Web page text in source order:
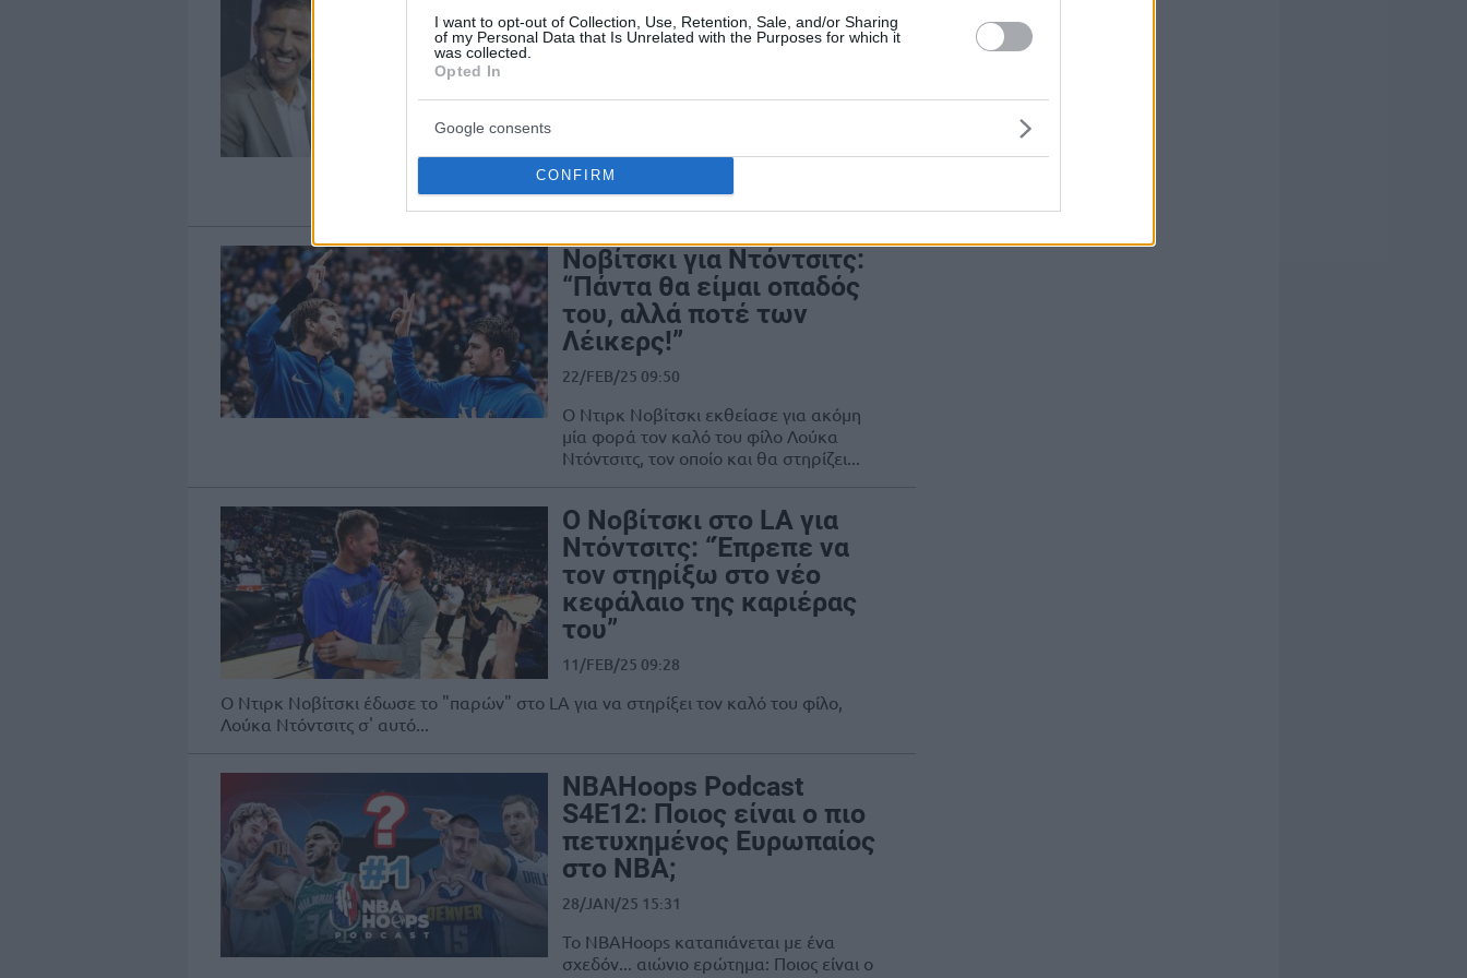
I want to opt-out of Collection, Use, Retention, Sale, and/or Sharing
of my Personal Data that Is Unrelated with the Purposes for which it
was collected.
Opted In
Google consents
CONFIRM
Καρμέλο Άντονι: Η
αμοιβαία εκτίμηση των
"Ντιρκ μου"... "Καρμέλο μου": η
αμοιβαία εκτίμηση των δύο Hall of
Famers!
Νοβίτσκι για Ντόντσιτς:
“Πάντα θα είμαι οπαδός
του, αλλά ποτέ των
Λέικερς!”
22/FEB/25 09:50
Ο Ντιρκ Νοβίτσκι εκθείασε για ακόμη
μία φορά τον καλό του φίλο Λούκα
Ντόντσιτς, τον οποίο και θα στηρίζει...
Ο Νοβίτσκι στο LA για
Ντόντσιτς: “Έπρεπε να
τον στηρίξω στο νέο
κεφάλαιο της καριέρας
του”
11/FEB/25 09:28
Ο Ντιρκ Νοβίτσκι έδωσε το "παρών" στο LA για να στηρίξει τον καλό του φίλο,
Λούκα Ντόντσιτς σ' αυτό...
NBAHoops Podcast
S4E12: Ποιος είναι ο πιο
πετυχημένος Ευρωπαίος
στο ΝΒΑ;
28/JAN/25 15:31
Το NBAHoops καταπιάνεται με ένα
σχεδόν... αιώνιο ερώτημα: Ποιος είναι ο